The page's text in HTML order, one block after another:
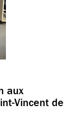
aux
Vincent de